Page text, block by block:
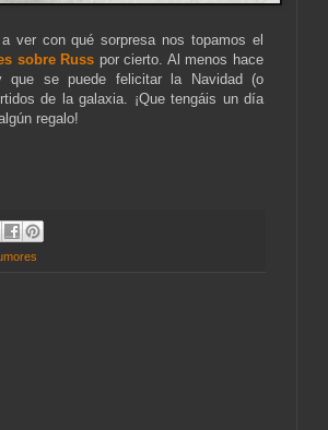
ver con qué sorpresa nos topamos el
sobre Russ por cierto. Al menos hace
se puede felicitar la Navidad (o
de la galaxia. ¡Que tengáis un día
regalo!